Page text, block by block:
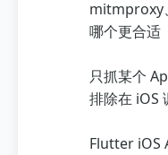
mitmproxy
哪个更合适
只抓某个
排除在 iOS
Flutter iOS